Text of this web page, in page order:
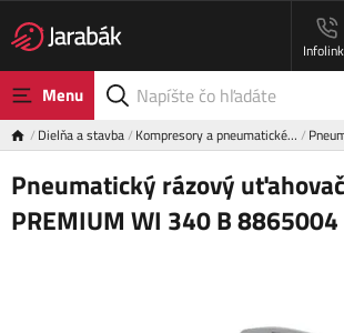
Menu
Dielňa a stavba Kompresory a pneumatické…
Pneumatický rázový
PREMIUM WI 340 B 8865004